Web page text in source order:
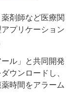
剤師など医療関
プリケーション
ル」と共同開発
ウンロードし、
時間をアラーム